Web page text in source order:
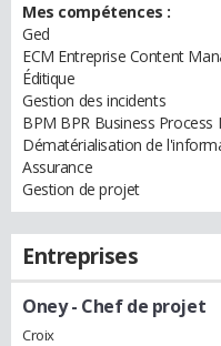
Mes compétences :
Ged
ECM Entreprise Content
Éditique
Gestion des incidents
BPM BPR Business
Dématérialisation de
Assurance
Gestion de projet
Entreprises
Oney- Chef de projet
Croix